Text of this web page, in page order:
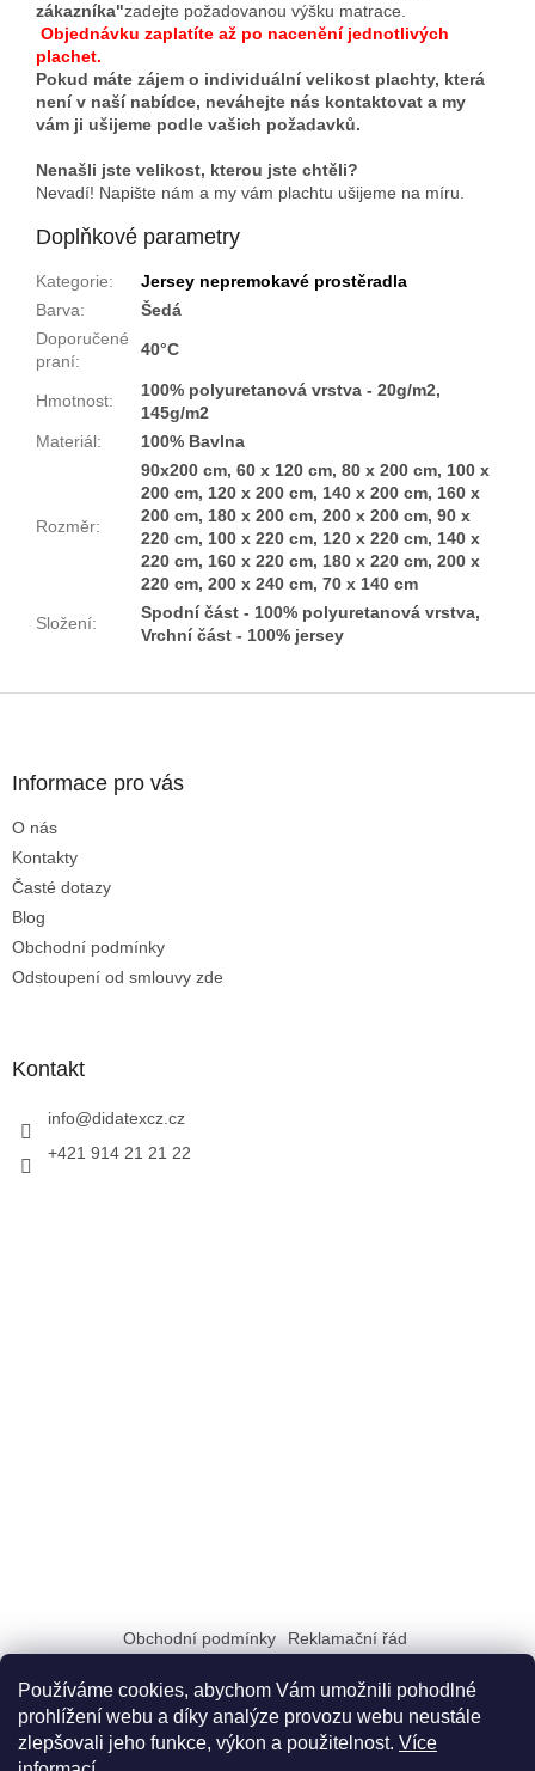
Používáme cookies, abychom Vám umožnili pohodlné
prohlížení webu a díky analýze provozu webu neustále
zlepšovali jeho funkce, výkon a použitelnost. Více
zákazníka"zadejte požadovanou výšku matrace.
Objednávku zaplatíte až po nacenění jednotlivých
plachet.
Pokud máte zájem o individuální velikost plachty, která
není v naší nabídce, neváhejte nás kontaktovat a my
vám ji ušijeme podle vašich požadavků.
Nenašli jste velikost, kterou jste chtěli?
Nevadí! Napište nám a my vám plachtu ušijeme na míru.
Doplňkové parametry
Kategorie:
Jersey nepremokavé prostěradla
Barva:
Šedá
Doporučené
praní:
40°C
Hmotnost:
100% polyuretanová vrstva - 20g/m2,
145g/m2
Materiál: 100% Bavlna
Rozměr:
90x200 cm, 60 x 120 cm, 80 x 200 cm, 100 x
200 cm, 120 x 200 cm, 140 x 200 cm, 160 x
200 cm, 180 x 200 cm, 200 x 200 cm, 90 x
220 cm, 100 x 220 cm, 120 x 220 cm, 140 x
220 cm, 160 x 220 cm, 180 x 220 cm, 200 x
220 cm, 200 x 240 cm, 70 x 140 cm
Složení:
Spodní část - 100% polyuretanová vrstva,
Vrchní část - 100% jersey
Informace pro vás
O nás
Kontakty
Časté dotazy
Blog
Obchodní podmínky
Odstoupení od smlouvy zde
Kontakt
info@didatexcz.cz
+421 914 21 21 22
Obchodní podmínky
Reklamační řád
Doprava a možnosti platby
Dokumenty na stiahnutie